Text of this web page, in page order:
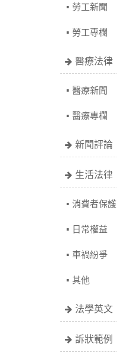
勞工新聞
勞工專欄
醫療法律
醫療新聞
醫療專欄
新聞評論
生活法律
消費者保護
日常權益
車禍紛爭
其他
法學英文
訴狀範例